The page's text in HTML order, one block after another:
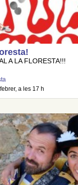
A LA FLORESTA!!!
a les 17 h